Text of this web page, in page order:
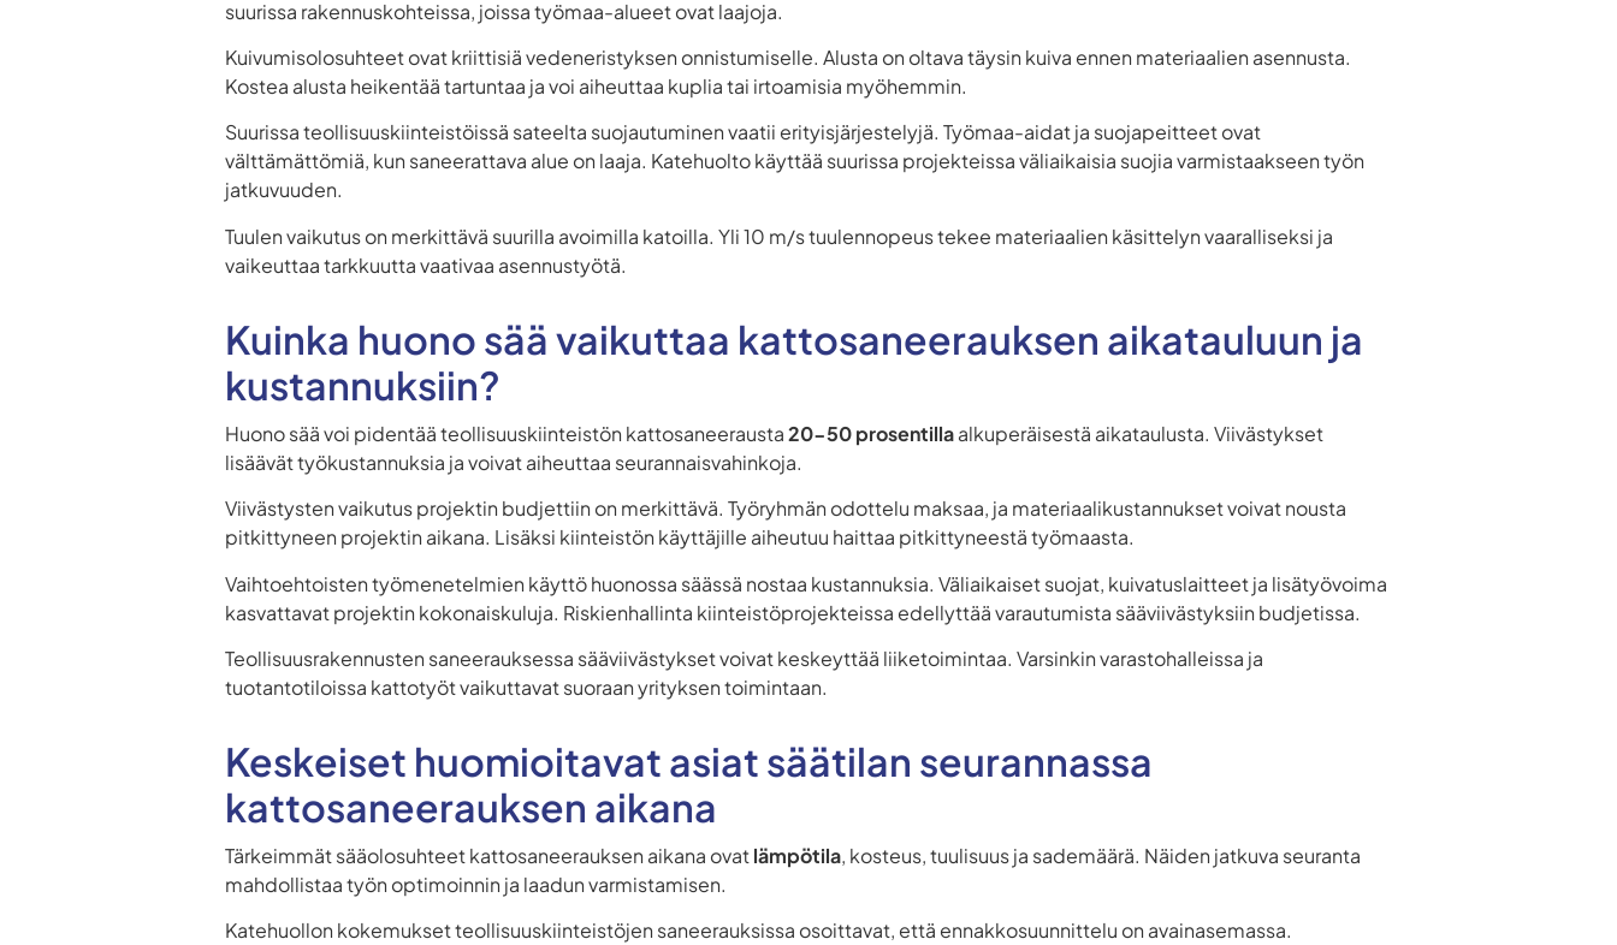
suurissa rakennuskohteissa, joissa työmaa-alueet ovat laajoja.
Kuivumisolosuhteet ovat kriittisiä vedeneristyksen onnistumiselle. Alusta on oltava täysin kuiva ennen materiaalien asennusta.
Kostea alusta heikentää tartuntaa ja voi aiheuttaa kuplia tai irtoamisia myöhemmin.
Suurissa teollisuuskiinteistöissä sateelta suojautuminen vaatii erityisjärjestelyjä. Työmaa-aidat ja suojapeitteet ovat
välttämättömiä, kun saneerattava alue on laaja. Katehuolto käyttää suurissa projekteissa väliaikaisia suojia varmistaakseen työn
jatkuvuuden.
Tuulen vaikutus on merkittävä suurilla avoimilla katoilla. Yli 10 m/s tuulennopeus tekee materiaalien käsittelyn vaaralliseksi ja
vaikeuttaa tarkkuutta vaativaa asennustyötä.
Kuinka huono sää vaikuttaa kattosaneerauksen aikatauluun ja
kustannuksiin?
Huono sää voi pidentää teollisuuskiinteistön kattosaneerausta20-50 prosentillaalkuperäisestä aikataulusta. Viivästykset
lisäävät työkustannuksia ja voivat aiheuttaa seurannaisvahinkoja.
Viivästysten vaikutus projektin budjettiin on merkittävä. Työryhmän odottelu maksaa, ja materiaalikustannukset voivat nousta
pitkittyneen projektin aikana. Lisäksi kiinteistön käyttäjille aiheutuu haittaa pitkittyneestä työmaasta.
Vaihtoehtoisten työmenetelmien käyttö huonossa säässä nostaa kustannuksia. Väliaikaiset suojat, kuivatuslaitteet ja lisätyövoima
kasvattavat projektin kokonaiskuluja. Riskienhallinta kiinteistöprojekteissa edellyttää varautumista sääviivästyksiin budjetissa.
Teollisuusrakennusten saneerauksessa sääviivästykset voivat keskeyttää liiketoimintaa. Varsinkin varastohalleissa ja
tuotantotiloissa kattotyöt vaikuttavat suoraan yrityksen toimintaan.
Keskeiset huomioitavat asiat säätilan seurannassa
kattosaneerauksen aikana
Tärkeimmät sääolosuhteet kattosaneerauksen aikana ovatlämpötila, kosteus, tuulisuus ja sademäärä. Näiden jatkuva seuranta
mahdollistaa työn optimoinnin ja laadun varmistamisen.
Katehuollon kokemukset teollisuuskiinteistöjen saneerauksissa osoittavat, että ennakkosuunnittelu on avainasemassa.